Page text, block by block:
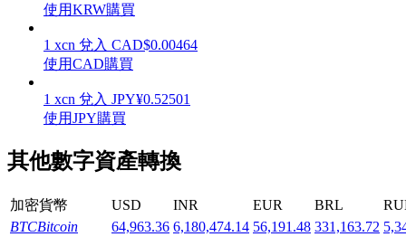
機槍池
一鍵質押鎖定高收益
使用KRW購買
1 xcn 兌入 CAD$0.00464
使用CAD購買
1 xcn 兌入 JPY¥0.52501
使用JPY購買
其他數字資產轉換
加密貨幣 USD INR EUR BRL
BTCBitcoin 64,963.36 6,180,474.14 56,191.48 331,163.72